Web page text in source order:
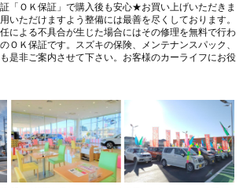
「ＯＫ保証」で購入後も安心★お買い上げいただきま
いただけますよう整備には最善を尽くしております。
による不具合が生じた場合にはその修理を無料で行わ
ＯＫ保証です。スズキの保険、メンテナンスパック、
是非ご案内させて下さい。お客様のカーライフにお役